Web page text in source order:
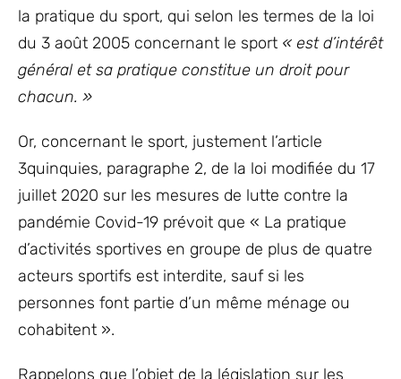
la pratique du sport, qui selon les termes de la loi
du 3 août 2005 concernant le sport « est d’intérêt
général et sa pratique constitue un droit pour
chacun. »
Or, concernant le sport, justement l’article
3quinquies, paragraphe 2, de la loi modifiée du 17
juillet 2020 sur les mesures de lutte contre la
pandémie Covid-19 prévoit que « La pratique
d’activités sportives en groupe de plus de quatre
acteurs sportifs est interdite, sauf si les
personnes font partie d’un même ménage ou
cohabitent ».
Rappelons que l’objet de la législation sur les